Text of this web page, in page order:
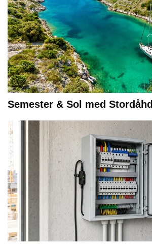
Semester & Sol med Stordåhd